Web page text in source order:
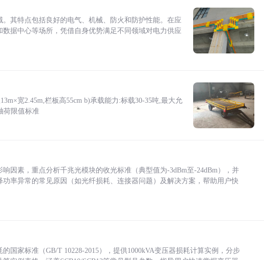
其特点包括良好的电气、机械、防火和防护性能。在应
据中心等场所，凭借自身优势满足不同领域对电力供应
宽2.45m,栏板高55cm b)承载能力:标载30-35吨,最大允
荷限值标准
因素，重点分析千兆光模块的收光标准（典型值为-3dBm至-24dBm），并
率异常的常见原因（如光纤损耗、连接器问题）及解决方案，帮助用户快
国家标准（GB/T 10228-2015），提供1000kVA变压器损耗计算实例，分步